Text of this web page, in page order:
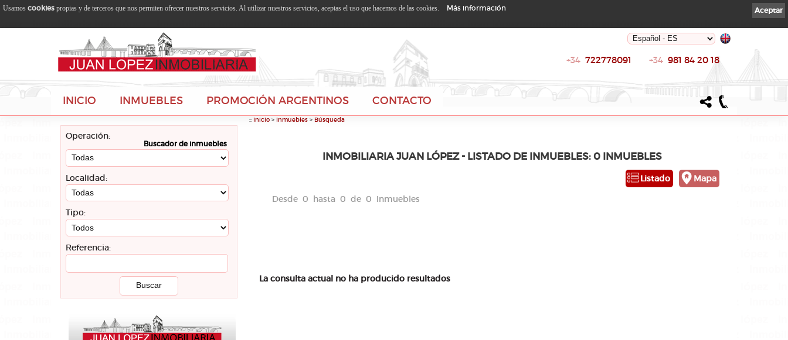
+34 981 84 20 18
+34 722778091
INICIO INMUEBLES PROMOCIÓN ARGENTINOS CONTACTO
Buscador de inmuebles
Operación:
Localidad:
Tipo:
Referencia:
:: Inicio > Inmuebles > Búsqueda
INMOBILIARIA JUAN LÓPEZ - LISTADO DE INMUEBLES: 0 INMUEBLES
Mapa
Listado
Desde 0 hasta 0 de 0 Inmuebles
La consulta actual no ha producido resultados
Aceptar
Usamos cookies propias y de terceros que nos permiten ofrecer nuestros servicios. Al utilizar nuestros servicios, aceptas el uso que hacemos de las cookies. Más información